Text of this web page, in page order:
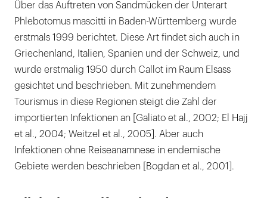
Über das Auftreten von Sandmücken der Unterart
Phlebotomus mascitti in Baden-Württemberg wurde
erstmals 1999 berichtet. Diese Art findet sich auch in
Griechenland, Italien, Spanien und der Schweiz, und
wurde erstmalig 1950 durch Callot im Raum Elsass
gesichtet und beschrieben. Mit zunehmendem
Tourismus in diese Regionen steigt die Zahl der
importierten Infektionen an [Galiato et al., 2002; El Hajj
et al., 2004; Weitzel et al., 2005]. Aber auch
Infektionen ohne Reiseanamnese in endemische
Gebiete werden beschrieben [Bogdan et al., 2001].